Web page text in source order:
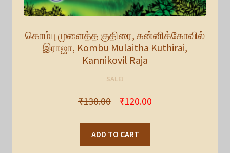
கொம்பு முளைத்த குதிரை, கன்னிக்கோவில்
இராஜா, Kombu Mulaitha Kuthirai,
Kannikovil Raja
SALE!
₹130.00 ₹120.00
ADD TO CART